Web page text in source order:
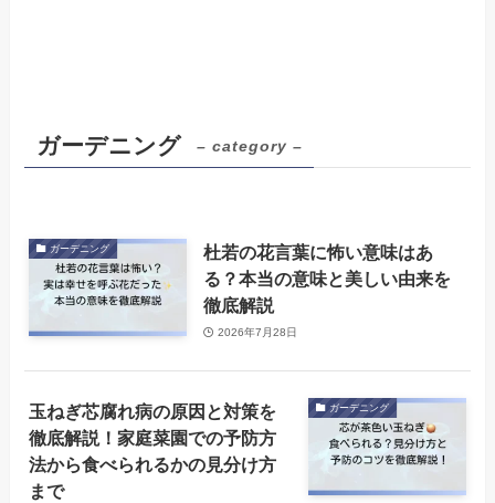
ガーデニング – category –
ガーデニング
杜若の花言葉に怖い意味はあ
る？本当の意味と美しい由来を
徹底解説
2026年7月28日
ガーデニング
玉ねぎ芯腐れ病の原因と対策を
徹底解説！家庭菜園での予防方
法から食べられるかの見分け方
まで